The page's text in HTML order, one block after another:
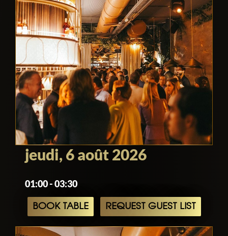
jeudi, 6 août 2026
01:00 - 03:30
BOOK TABLE REQUEST GUEST LIST